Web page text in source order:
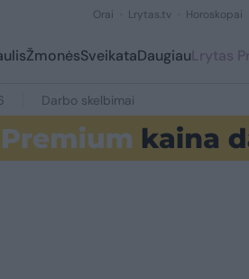
Orai Lrytas.tv Horoskopai
ŽmonėsSveikataDaugiauLrytas
Darbo skelbimai